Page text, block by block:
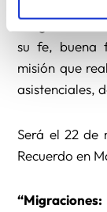
Instituciones
Religiosos.
su fe, buena
misión que
asistenciales,
Será el 22 de
Recuerdo en